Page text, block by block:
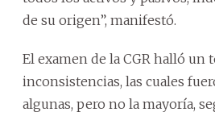
de su origen”, manifestó.
El examen de la CGR halló un
inconsistencias, las cuales
algunas, pero no la mayoría,